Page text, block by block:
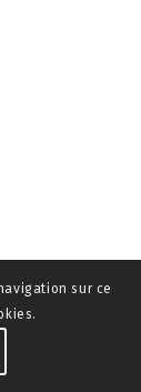
sur ce